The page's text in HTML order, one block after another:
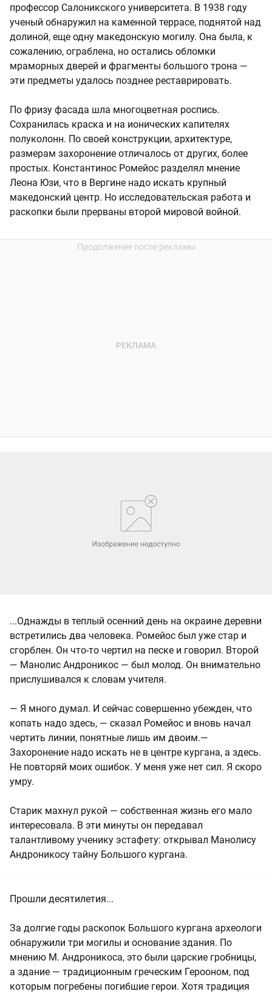
профессор Салоникского университета. В 1938 году
ученый обнаружил на каменной террасе, поднятой над
долиной, еще одну македонскую могилу. Она была, к
сожалению, ограблена, но остались обломки
мраморных дверей и фрагменты большого трона —
эти предметы удалось позднее реставрировать.
По фризу фасада шла многоцветная роспись.
Сохранилась краска и на ионических капителях
полуколонн. По своей конструкции, архитектуре,
размерам захоронение отличалось от других, более
простых. Константинос Ромейос разделял мнение
Леона Юзи, что в Вергине надо искать крупный
македонский центр. Но исследовательская работа и
раскопки были прерваны второй мировой войной.
...Однажды в теплый осенний день на окраине деревни
встретились два человека. Ромейос был уже стар и
сгорблен. Он что-то чертил на песке и говорил. Второй
— Манолис Андроникос — был молод. Он внимательно
прислушивался к словам учителя.
— Я много думал. И сейчас совершенно убежден, что
копать надо здесь, — сказал Ромейос и вновь начал
чертить линии, понятные лишь им двоим.—
Захоронение надо искать не в центре кургана, а здесь.
Не повторяй моих ошибок. У меня уже нет сил. Я скоро
умру.
Старик махнул рукой — собственная жизнь его мало
интересовала. В эти минуты он передавал
талантливому ученику эстафету: открывал Манолису
Андроникосу тайну Большого кургана.
Прошли десятилетия...
За долгие годы раскопок Большого кургана археологи
обнаружили три могилы и основание здания. По
мнению М. Андроникоса, это были царские гробницы,
а здание — традиционным греческим Герооном, под
которым погребены погибшие герои. Хотя традиция